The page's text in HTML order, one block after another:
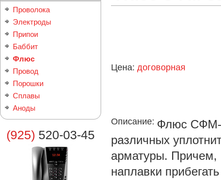
Проволока
Электроды
Припои
Баббит
Флюс
Провод
Порошки
Сплавы
Аноды
(925) 520-03-45
Цена: договорная
Описание: Флюс СФМ-
различных
арматуры. Причем,
наплавки